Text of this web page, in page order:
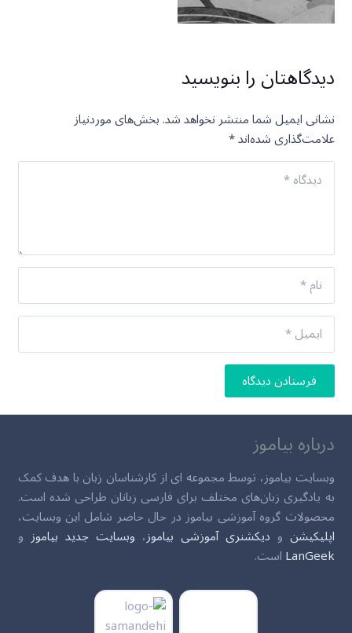
دیدگاهتان را بنویسید
نشانی ایمیل شما منتشر نخواهد شد.بخش‌های موردنیاز
علامت‌گذاری شده‌اند*
فرستادن دیدگاه
درباره بیاموز
وبسایت بیاموز، توسط مجموعه ای از کارشناسان زبان با هدف کمک
به یادگیری زبان‌های مختلف برای فارسی زبانان طراحی شده است.
محصولات گروه آموزشی بیاموز در حال حاضر شامل این وبسایت،
اپلیکیشن و دیکشنری آموزشی بیاموز، وبسایت جدید بیاموز و
LanGeekاست.